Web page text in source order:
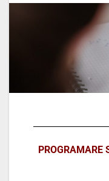
PROGRAMARE